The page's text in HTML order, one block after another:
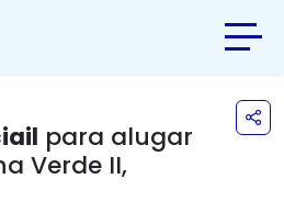
para alugar
Verde II,